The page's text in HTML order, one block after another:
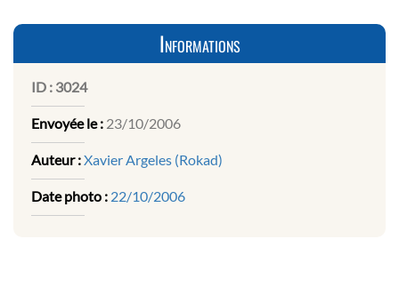
Informations
ID : 3024
Envoyée le : 23/10/2006
Auteur :Xavier Argeles (Rokad)
Date photo : 22/10/2006